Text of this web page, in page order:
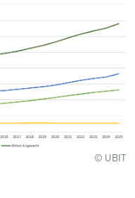
© UBIT